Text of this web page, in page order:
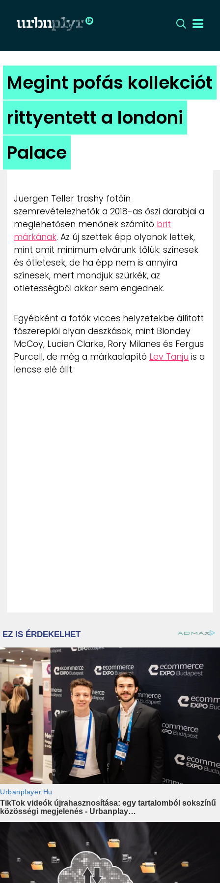
CÍMLAP
DIZÁJN
DIVAT
UTCA
ZENE
MÉDIAAJÁNLAT
IMPRESSZUM
PR-ARCHÍVUM
ADATKEZELÉSI TÁJÉKOZTATÓ
Megint pofás kollekciót
rittyentett a londoni
Palace
Juergen Teller trashy fotóin
szemrevételezhetők a 2018-as őszi darabjai a
meglehetősen menőnek számító brit
márkának. Az új szettek épp olyanok lettek,
mint amit minimum elvárunk tőlük: színesek
és ötletesek, de ha épp nem is annyira
színesek, mert mondjuk szürkék, az
ötletességből akkor sem engednek.
Egyébként a fotók vicces helyzetekbe állított
főszereplői olyan deszkások, mint Blondey
McCoy, Lucien Clarke, Rory Milanes és Fergus
Purcell, de még a márkaalapító Lev Tanju is a
lencse elé állt.